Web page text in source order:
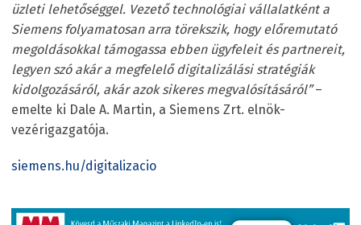
üzleti lehetőséggel. Vezető technológiai vállalatként a
Siemens folyamatosan arra törekszik, hogy előremutató
megoldásokkal támogassa ebben ügyfeleit és partnereit,
legyen szó akár a megfelelő digitalizálási stratégiák
kidolgozásáról, akár azok sikeres megvalósításáról”–
emelte ki Dale A. Martin, a Siemens Zrt. elnök-
vezérigazgatója.
siemens.hu/digitalizacio